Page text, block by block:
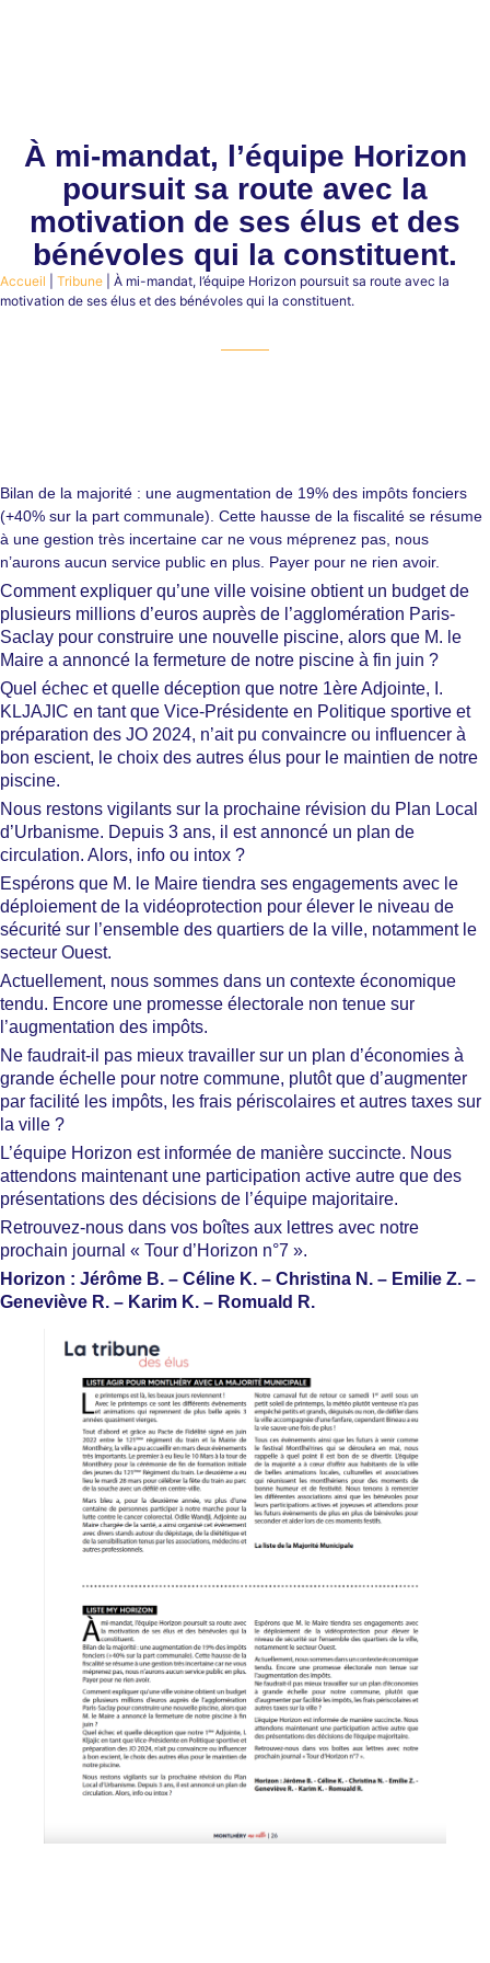
À mi-mandat, l’équipe Horizon
poursuit sa route avec la
motivation de ses élus et des
bénévoles qui la constituent.
Accueil Tribune
À mi-mandat, l’équipe Horizon poursuit sa route avec la
motivation de ses élus et des bénévoles qui la constituent.
Bilan de la majorité : une augmentation de 19% des impôts fonciers
(+40% sur la part communale). Cette hausse de la fiscalité se résume
à une gestion très incertaine car ne vous méprenez pas, nous
n’aurons aucun service public en plus. Payer pour ne rien avoir.
Comment expliquer qu’une ville voisine obtient un budget de
plusieurs millions d’euros auprès de l’agglomération Paris-
Saclay pour construire une nouvelle piscine, alors que M. le
Maire a annoncé la fermeture de notre piscine à fin juin ?
Quel échec et quelle déception que notre 1ère Adjointe, I.
KLJAJIC en tant que Vice-Présidente en Politique sportive et
préparation des JO 2024, n’ait pu convaincre ou influencer à
bon escient, le choix des autres élus pour le maintien de notre
piscine.
Nous restons vigilants sur la prochaine révision du Plan Local
d’Urbanisme. Depuis 3 ans, il est annoncé un plan de
circulation. Alors, info ou intox ?
Espérons que M. le Maire tiendra ses engagements avec le
déploiement de la vidéoprotection pour élever le niveau de
sécurité sur l’ensemble des quartiers de la ville, notamment le
secteur Ouest.
Actuellement, nous sommes dans un contexte économique
tendu. Encore une promesse électorale non tenue sur
l’augmentation des impôts.
Ne faudrait-il pas mieux travailler sur un plan d’économies à
grande échelle pour notre commune, plutôt que d’augmenter
par facilité les impôts, les frais périscolaires et autres taxes sur
la ville ?
L’équipe Horizon est informée de manière succincte. Nous
attendons maintenant une participation active autre que des
présentations des décisions de l’équipe majoritaire.
Retrouvez-nous dans vos boîtes aux lettres avec notre
prochain journal « Tour d’Horizon n°7 ».
Horizon : Jérôme B. – Céline K. – Christina N. – Emilie Z. –
Geneviève R. – Karim K. – Romuald R.